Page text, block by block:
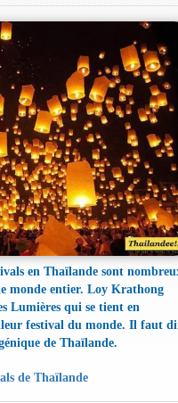
en Thaïlande sont
monde entier. Loy Krathong
Lumières qui se tient en
festival du monde. Il faut
de Thaïlande.
de Thaïlande